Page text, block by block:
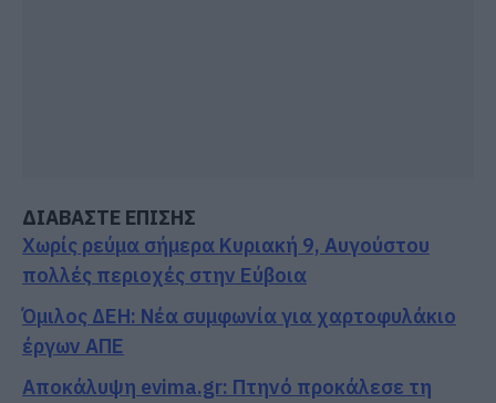
ΔΙΑΒΑΣΤΕ ΕΠΙΣΗΣ
Χωρίς ρεύμα σήμερα Κυριακή 9, Αυγούστου
πολλές περιοχές στην Εύβοια
Όμιλος ΔΕΗ: Νέα συμφωνία για χαρτοφυλάκιο
έργων ΑΠΕ
Αποκάλυψη evima.gr: Πτηνό προκάλεσε τη